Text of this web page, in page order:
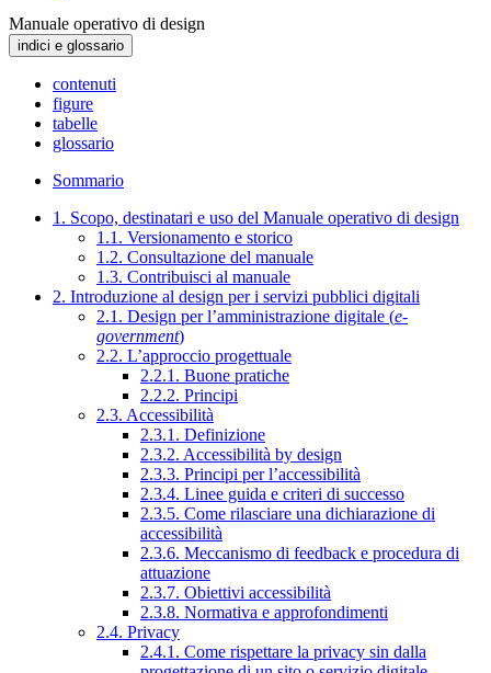
Manuale operativo di design
indici e glossario
contenuti
figure
tabelle
glossario
Sommario
1. Scopo, destinatari e uso del Manuale operativo di design
1.1. Versionamento e storico
1.2. Consultazione del manuale
1.3. Contribuisci al manuale
2. Introduzione al design per i servizi pubblici digitali
2.1. Design per l’amministrazione digitale (e-
government)
2.2. L’approccio progettuale
2.2.1. Buone pratiche
2.2.2. Principi
2.3. Accessibilità
2.3.1. Definizione
2.3.2. Accessibilità by design
2.3.3. Principi per l’accessibilità
2.3.4. Linee guida e criteri di successo
2.3.5. Come rilasciare una dichiarazione di
accessibilità
2.3.6. Meccanismo di feedback e procedura di
attuazione
2.3.7. Obiettivi accessibilità
2.3.8. Normativa e approfondimenti
2.4. Privacy
2.4.1. Come rispettare la privacy sin dalla